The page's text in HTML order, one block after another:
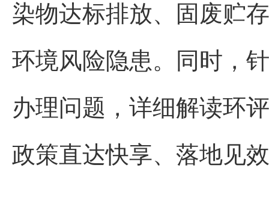
染物达标排放、固废贮
环境风险隐患。同时，
办理问题，详细解读环
政策直达快享、落地见